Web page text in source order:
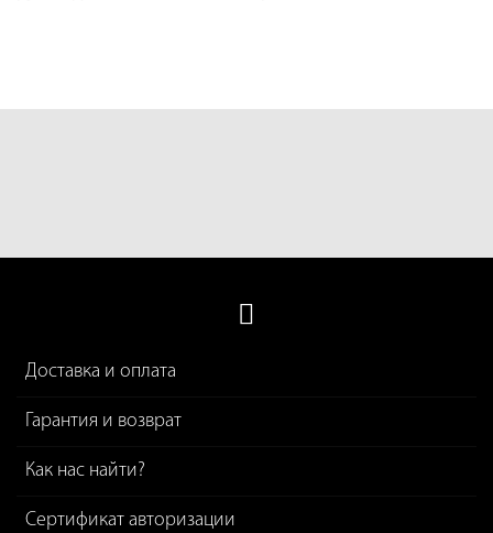
Доставка и оплата
Гарантия и возврат
Как нас найти?
Сертификат авторизации